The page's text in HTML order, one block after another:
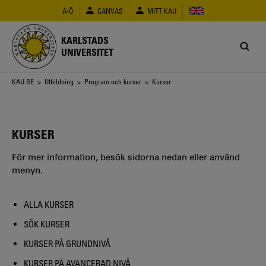
huvudinnehåll
A-Ö CANVAS MITT KAU
KARLSTADS
UNIVERSITET
Länkstig
KAU.SE > Utbildning > Program och kurser > Kurser
KURSER
För mer information, besök sidorna nedan eller använd
menyn.
ALLA KURSER
SÖK KURSER
KURSER PÅ GRUNDNIVÅ
KURSER PÅ AVANCERAD NIVÅ